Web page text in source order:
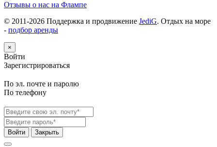
Отзывы о нас на Флампе
© 2011-2026 Поддержка и продвижение JediG. Отдых на море
- подбор аренды
×
Войти
Зарегистрироваться
По эл. почте и паролю
По телефону
Войти Закрыть